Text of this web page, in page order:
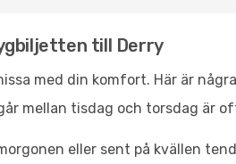
till Derry
med din komfort. Här är
mellan tisdag och torsdag är
eller sent på kvällen